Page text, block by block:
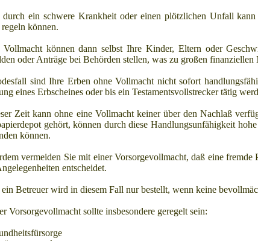
durch ein schwere Krankheit oder einen plötzlichen Unfall
regeln können.
Vollmacht können dann selbst Ihre Kinder, Eltern oder
oder Anträge bei Behörden stellen, was zu großen
sind Ihre Erben ohne Vollmacht nicht sofort
eines Erbscheines oder bis ein Testamentsvollstrecker tätig
Zeit kann ohne eine Vollmacht keiner über den Nachlaß
gehört, können durch diese Handlungsunfähigkeit
können.
vermeiden Sie mit einer Vorsorgevollmacht, daß eine
entscheidet.
Betreuer wird in diesem Fall nur bestellt, wenn keine
Vorsorgevollmacht sollte insbesondere geregelt sein: